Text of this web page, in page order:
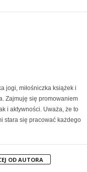
jogi, miłośniczka książek i
Zajmuję się promowaniem
i aktywności. Uważa, że to
stara się pracować każdego
OD AUTORA